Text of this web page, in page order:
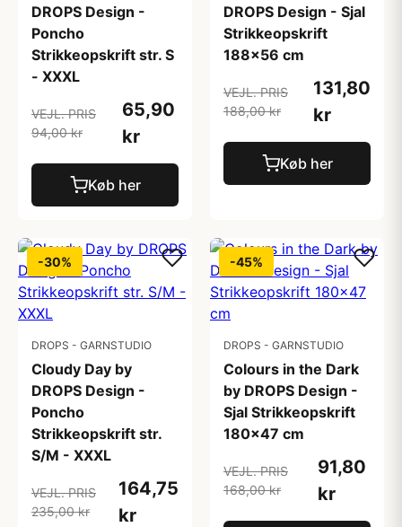
DROPS Design -
Poncho
Strikkeopskrift str. S
- XXXL
VEJL. PRIS
94,00 kr
65,90
kr
Køb her
DROPS Design - Sjal
Strikkeopskrift
188x56 cm
VEJL. PRIS
188,00 kr
131,80
kr
Køb her
-30%
DROPS - GARNSTUDIO
Cloudy Day by
DROPS Design -
Poncho
Strikkeopskrift str.
S/M - XXXL
VEJL. PRIS
235,00 kr
164,75
kr
-45%
DROPS - GARNSTUDIO
Colours in the Dark
by DROPS Design -
Sjal Strikkeopskrift
180x47 cm
VEJL. PRIS
168,00 kr
91,80
kr